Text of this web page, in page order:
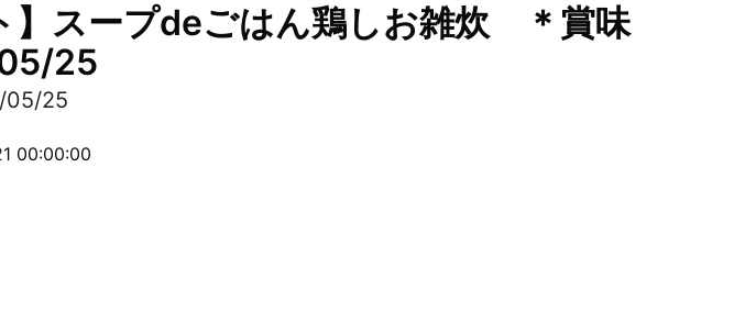
】スープdeごはん鶏しお雑炊 ＊賞味
25
05/25
00:00:00